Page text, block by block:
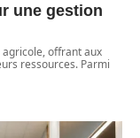
une gestion
offrant aux
ressources. Parmi